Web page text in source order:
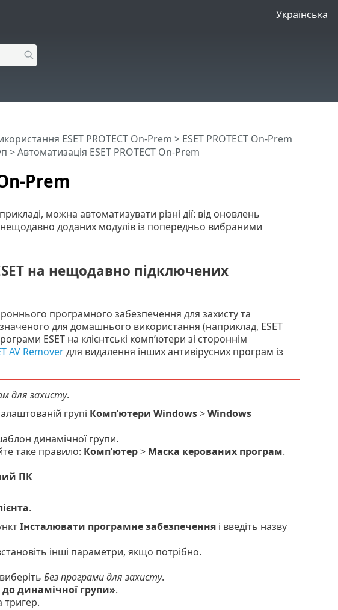
Українська
Prem
ESET PROTECT On-Prem > ESET PROTECT On-Prem
> Автоматизація ESET PROTECT On-Prem
можна автоматизувати різні дії: від оновлень
доданих модулів із попередньо вибраними
на нещодавно підключених
програмного забезпечення для захисту та
для домашнього використання (наприклад, ESET
ESET на клієнтські комп’ютери зі стороннім
AV Removerдля видалення інших антивірусних програм із
для захисту.
групі Комп’ютери Windows>Windows
динамічної групи.
таке правило: Комп’ютер> Маска керованих програм.
ПК
.
Інсталювати програмне забезпеченняі введіть назву
інші параметри, якщо потрібно.
Без програми для захисту.
динамічної групи».
тригер.